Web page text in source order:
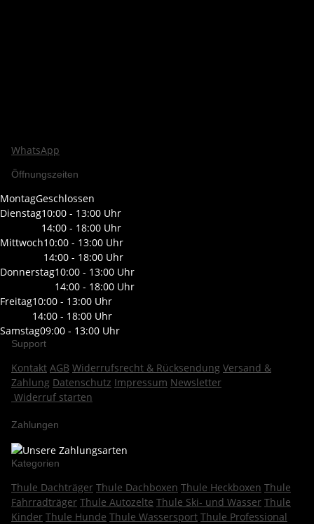
WhatsApp
Öffnungszeiten
MontagGeschlossen
Dienstag10:00 - 13:00 Uhr
14:00 - 18:00 Uhr
Mittwoch10:00 - 13:00 Uhr
14:00 - 18:00 Uhr
Donnerstag10:00 - 13:00 Uhr
14:00 - 18:00 Uhr
Freitag10:00 - 13:00 Uhr
14:00 - 18:00 Uhr
Samstag09:00 - 13:00 Uhr
Support
Kontakt AGB Widerrufsrecht & Rücksendung Versand &
Zahlung Datenschutz Impressum Newsletter
Widerruf starten
Zahlungen
Kategorien
Thule Dachträger Thule Dachboxen Thule Heckboxen Thule
Fahrradträger Thule Autozelte Thule Ski- und Wasser Thule
Kinder Thule Hunde Thule Wassersport Thule Professional